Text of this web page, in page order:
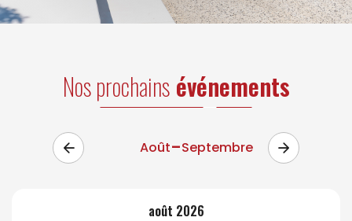
Nos prochainsévénements
Août-Septembre
août 2026